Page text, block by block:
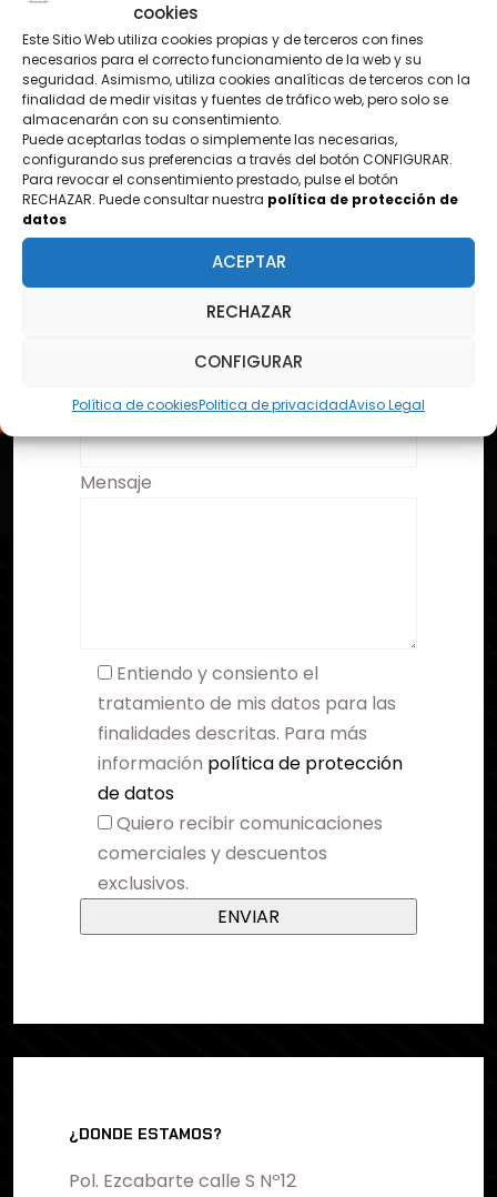
cookies
Este Sitio Web utiliza cookies propias y de terceros con fines
necesarios para el correcto funcionamiento de la web y su
seguridad. Asimismo, utiliza cookies analíticas de terceros con la
finalidad de medir visitas y fuentes de tráfico web, pero solo se
almacenarán con su consentimiento.
Puede aceptarlas todas o simplemente las necesarias,
configurando sus preferencias a través del botón CONFIGURAR.
Para revocar el consentimiento prestado, pulse el botón
RECHAZAR. Puede consultar nuestra política de protección de
datos
ACEPTAR
RECHAZAR
CONFIGURAR
Política de cookiesPolitica de privacidadAviso Legal
CONTÁCTANOS
¿TIENES PREGUNTAS?
Nombre
Email
Mensaje
Entiendo y consiento el
tratamiento de mis datos para las
finalidades descritas. Para más
información política de protección
de datos
Quiero recibir comunicaciones
comerciales y descuentos
exclusivos.
¿DONDE ESTAMOS?
Pol. Ezcabarte calle S Nº12